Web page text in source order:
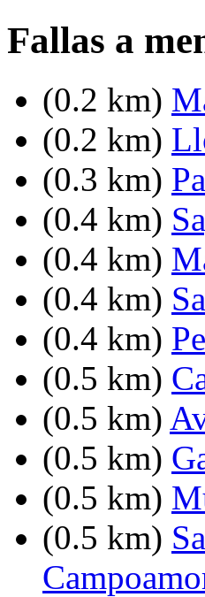
Fallas a
(0.2 km)
(0.2 km)
(0.3 km)
(0.4 km)
(0.4 km)
(0.4 km)
(0.4 km)
(0.5 km)
(0.5 km)
(0.5 km)
(0.5 km)
(0.5 km)